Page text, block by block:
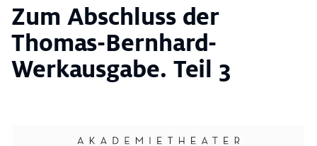
Zum Abschluss der
Thomas-Bernhard-
Werkausgabe. Teil 3